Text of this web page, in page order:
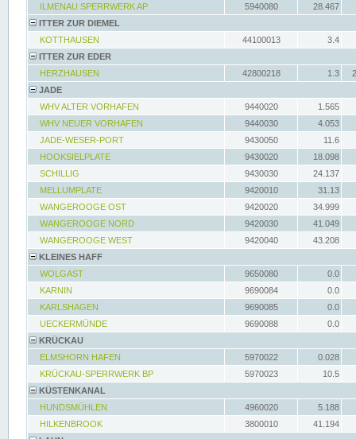
ILMENAU SPERRWERK AP
5940080
28.467
ITTER ZUR DIEMEL
KOTTHAUSEN
44100013
3.4
ITTER ZUR EDER
HERZHAUSEN
42800218 1.3
JADE
WHV ALTER VORHAFEN
9440020
1.565
WHV NEUER VORHAFEN
9440030
4.053
JADE-WESER-PORT
9430050
11.6
HOOKSIELPLATE
9430020
18.098
SCHILLIG
9430030
24.137
MELLUMPLATE
9420010
31.13
WANGEROOGE OST
9420020
34.999
WANGEROOGE NORD
9420030
41.049
WANGEROOGE WEST
9420040
43.208
KLEINES HAFF
WOLGAST
9650080
0.0
KARNIN
9690084
0.0
KARLSHAGEN
9690085
0.0
UECKERMÜNDE
9690088
0.0
KRÜCKAU
ELMSHORN HAFEN
5970022
0.028
KRÜCKAU-SPERRWERK BP
5970023
10.5
KÜSTENKANAL
HUNDSMÜHLEN
4960020
5.188
HILKENBROOK
3800010
41.194